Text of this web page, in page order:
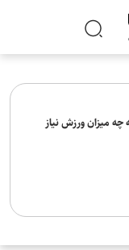
چه میزان ورزش نیاز